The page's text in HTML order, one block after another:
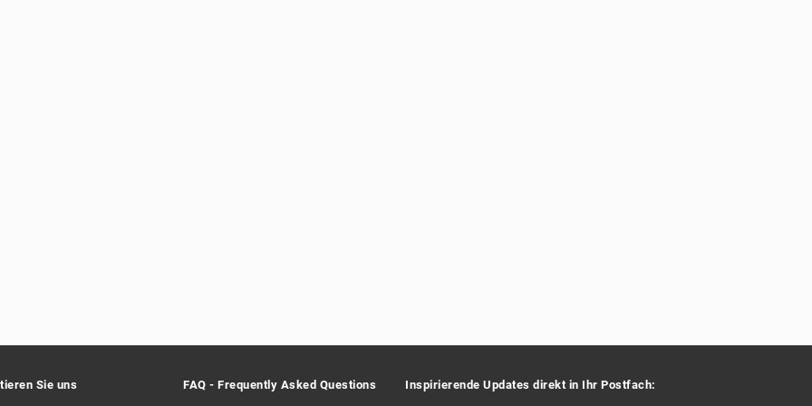
Sie uns FAQ - Frequently Asked Questions Inspirierende Updates direkt in Ihr Postfach: